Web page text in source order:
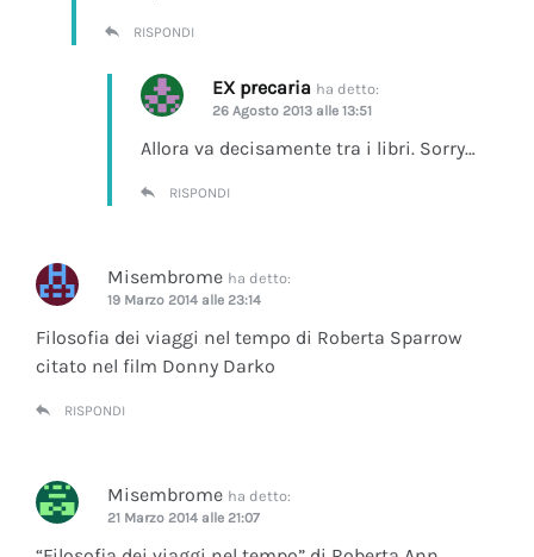
RISPONDI
EX precaria ha detto:
26 Agosto 2013 alle 13:51
Allora va decisamente tra i libri. Sorry…
RISPONDI
Misembrome ha detto:
19 Marzo 2014 alle 23:14
Filosofia dei viaggi nel tempo di Roberta Sparrow
citato nel film Donny Darko
RISPONDI
Misembrome ha detto:
21 Marzo 2014 alle 21:07